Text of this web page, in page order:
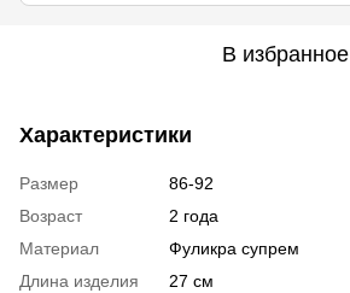
В избранное
Характеристики
Размер
86-92
Возраст
2 года
Материал
Фуликра супрем
Длина изделия
27 см